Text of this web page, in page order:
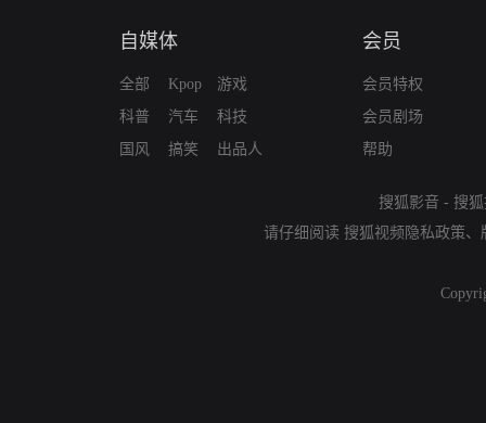
自媒体
全部
科普
国风
Kpop
汽车
搞笑
游戏
科技
出品人
会员
会员特权
会员剧场
帮助
搜狐影音 - 搜
请仔细阅读 搜狐视频隐私政策、